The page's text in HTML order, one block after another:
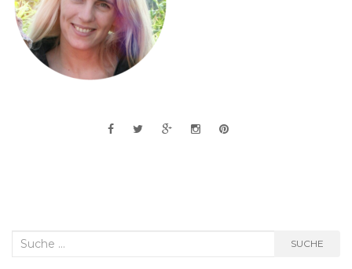
Suche
SUCHE